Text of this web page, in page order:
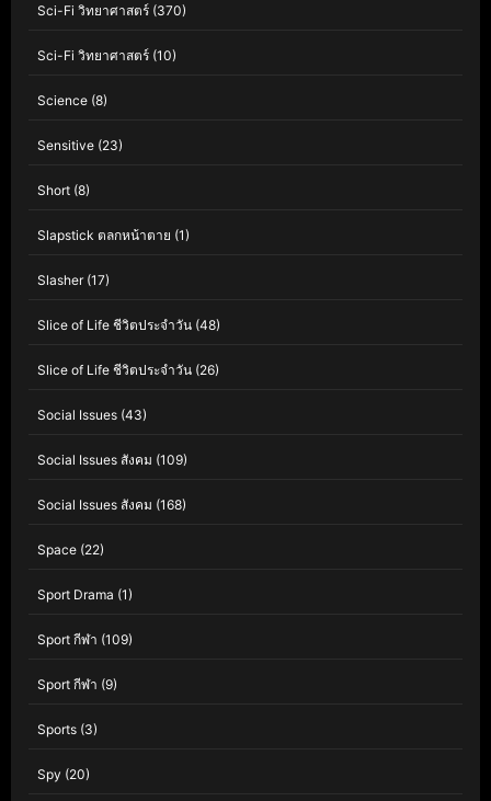
Sci-Fi วิทยาศาสตร์ (370)
Sci-Fi วิทยาศาสตร์ (10)
Science (8)
Sensitive (23)
Short (8)
Slapstick ตลกหน้าตาย (1)
Slasher(17)
Slice of Life ชีวิตประจำวัน (48)
Slice of Life ชีวิตประจำวัน (26)
Social Issues (43)
Social Issues สังคม (109)
Social Issues สังคม (168)
Space (22)
Sport Drama (1)
Sport กีฬา (109)
Sport กีฬา (9)
Sports (3)
Spy (20)